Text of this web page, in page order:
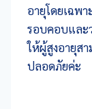
อายุโดยเฉพ
รอบคอบและ
ให้ผู้สูงอายุส
ปลอดภัยค่ะ